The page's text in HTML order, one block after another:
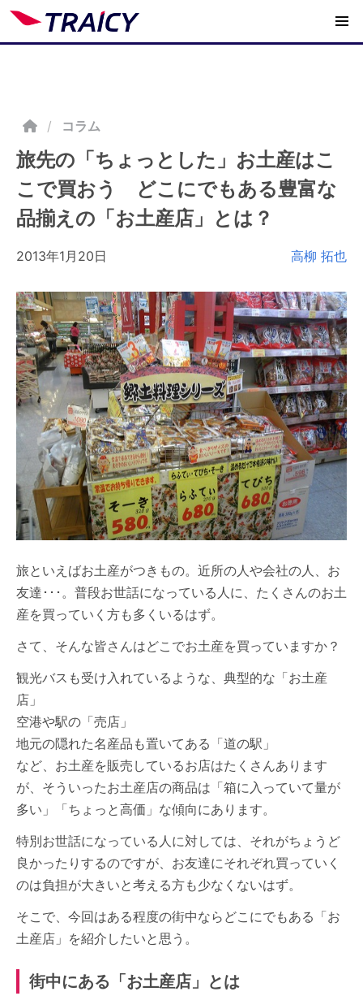
/ コラム
旅先の「ちょっとした」お土産はこ
こで買おう どこにでもある豊富な
品揃えの「お土産店」とは？
2013年1月20日 高柳 拓也
旅といえばお土産がつきもの。近所の人や会社の人、お
友達･･･。普段お世話になっている人に、たくさんのお土
産を買っていく方も多くいるはず。
さて、そんな皆さんはどこでお土産を買っていますか？
観光バスも受け入れているような、典型的な「お土産
店」
空港や駅の「売店」
地元の隠れた名産品も置いてある「道の駅」
など、お土産を販売しているお店はたくさんあります
が、そういったお土産店の商品は「箱に入っていて量が
多い」「ちょっと高価」な傾向にあります。
特別お世話になっている人に対しては、それがちょうど
良かったりするのですが、お友達にそれぞれ買っていく
のは負担が大きいと考える方も少なくないはず。
そこで、今回はある程度の街中ならどこにでもある「お
土産店」を紹介したいと思う。
街中にある「お土産店」とは